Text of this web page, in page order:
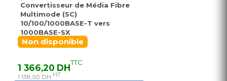
Convertisseur de Média Fibre
Multimode (SC)
10/100/1000BASE-T vers
1000BASE-SX
Non disponible
1 366,20 DHTTC
1 138,50 DH HT